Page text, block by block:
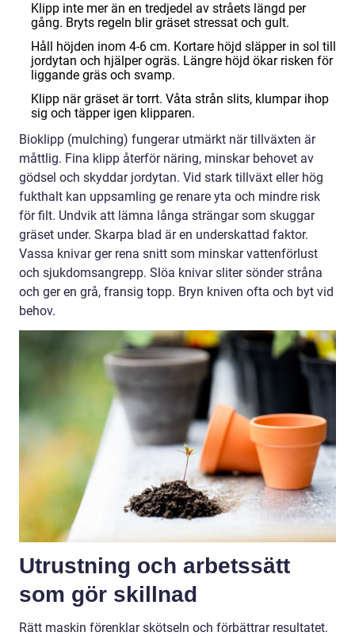
Klipp inte mer än en tredjedel av stråets längd per
gång. Bryts regeln blir gräset stressat och gult.
Håll höjden inom 4-6 cm. Kortare höjd släpper in sol till
jordytan och hjälper ogräs. Längre höjd ökar risken för
liggande gräs och svamp.
Klipp när gräset är torrt. Våta strån slits, klumpar ihop
sig och täpper igen klipparen.
Bioklipp (mulching) fungerar utmärkt när tillväxten är
måttlig. Fina klipp återför näring, minskar behovet av
gödsel och skyddar jordytan. Vid stark tillväxt eller hög
fukthalt kan uppsamling ge renare yta och mindre risk
för filt. Undvik att lämna långa strängar som skuggar
gräset under. Skarpa blad är en underskattad faktor.
Vassa knivar ger rena snitt som minskar vattenförlust
och sjukdomsangrepp. Slöa knivar sliter sönder stråna
och ger en grå, fransig topp. Bryn kniven ofta och byt vid
behov.
Utrustning och arbetssätt
som gör skillnad
Rätt maskin förenklar skötseln och förbättrar resultatet.